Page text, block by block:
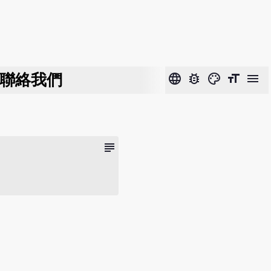
絡我們 language bug_report color_lens format_size menu
subject